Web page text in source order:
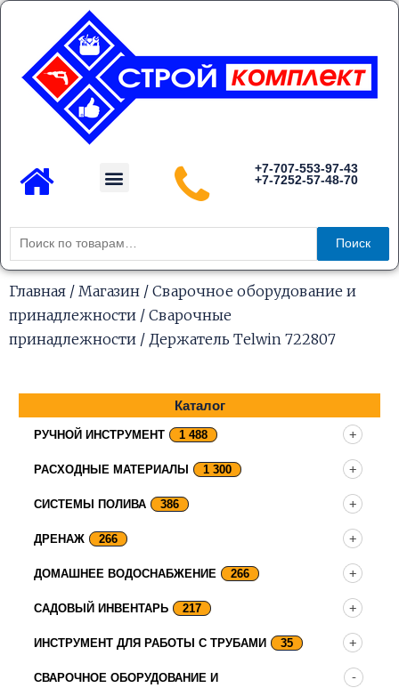
Перейти
содержимому
Menu
+7-707-553-97-43
+7-7252-57-48-70
Искать:
Поиск
Главная / Магазин / Сварочное оборудование и
принадлежности / Сварочные
принадлежности / Держатель Telwin 722807
Каталог
РУЧНОЙ ИНСТРУМЕНТ 1 488
РАСХОДНЫЕ МАТЕРИАЛЫ 1 300
СИСТЕМЫ ПОЛИВА 386
ДРЕНАЖ 266
ДОМАШНЕЕ ВОДОСНАБЖЕНИЕ 266
САДОВЫЙ ИНВЕНТАРЬ 217
ИНСТРУМЕНТ ДЛЯ РАБОТЫ С ТРУБАМИ 35
СВАРОЧНОЕ ОБОРУДОВАНИЕ И